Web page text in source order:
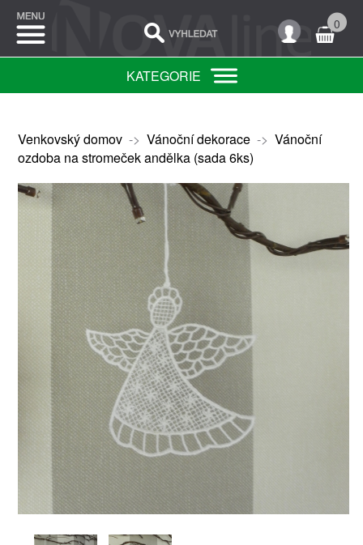
0
KATEGORIE
Venkovský domov-> Vánoční dekorace-> Vánoční
ozdoba na stromeček andělka (sada 6ks)